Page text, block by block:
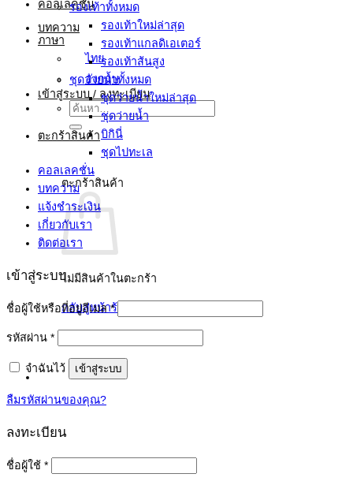
คอลเลคชั่น
บทความ
ภาษา
ไทย
อังกฤษ
เข้าสู่ระบบ / ลงทะเบียน
ค้นหา:
ตะกร้าสินค้า
ตะกร้าสินค้า
ไม่มีสินค้าในตะกร้า
กลับสู่หน้าร้านค้า
รองเท้าทั้งหมด
รองเท้าใหม่ล่าสุด
รองเท้าแกลดิเอเตอร์
รองเท้าส้นสูง
ชุดว่ายน้ำทั้งหมด
ชุดว่ายน้ำใหม่ล่าสุด
ชุดว่ายน้ำ
บิกินี่
ชุดไปทะเล
คอลเลคชั่น
บทความ
แจ้งชำระเงิน
เกี่ยวกับเรา
ติดต่อเรา
เข้าสู่ระบบ
ชื่อผู้ใช้หรือที่อยู่อีเมล*ต้องการ
รหัสผ่าน *ต้องการ
จำฉันไว้ เข้าสู่ระบบ
ลืมรหัสผ่านของคุณ?
ลงทะเบียน
ชื่อผู้ใช้ *ต้องการ